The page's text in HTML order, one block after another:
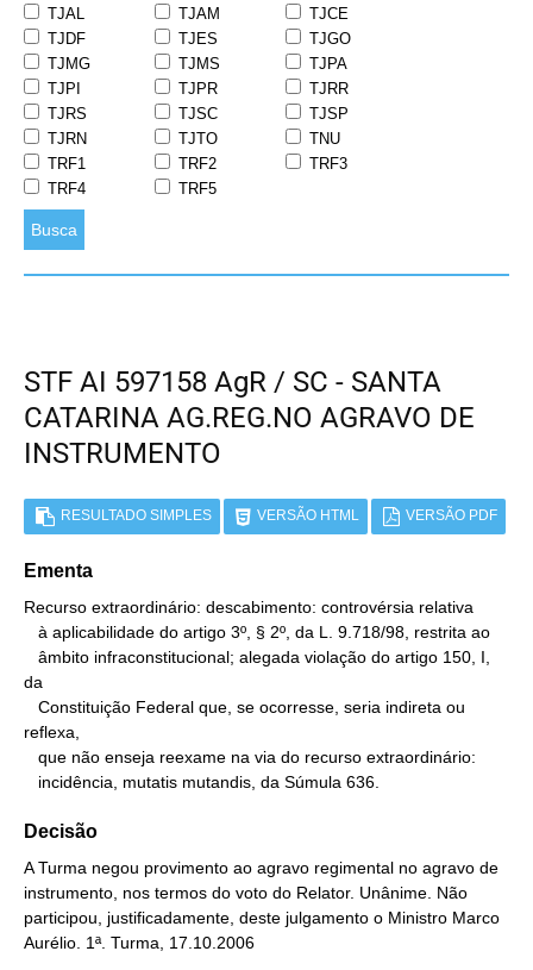
TJAL
TJAM
TJCE
TJDF
TJES
TJGO
TJMG
TJMS
TJPA
TJPI
TJPR
TJRR
TJRS
TJSC
TJSP
TJRN
TJTO
TNU
TRF1
TRF2
TRF3
TRF4
TRF5
Busca
STF AI 597158 AgR / SC - SANTA
CATARINA AG.REG.NO AGRAVO DE
INSTRUMENTO
RESULTADO SIMPLES VERSÃO HTML VERSÃO PDF
Ementa
Recurso extraordinário: descabimento: controvérsia relativa
da
reflexa,
   incidência, mutatis mutandis, da Súmula 636.
Decisão
A Turma negou provimento ao agravo regimental no agravo de
instrumento, nos termos do voto do Relator. Unânime. Não
participou, justificadamente, deste julgamento o Ministro Marco
Aurélio. 1ª. Turma, 17.10.2006